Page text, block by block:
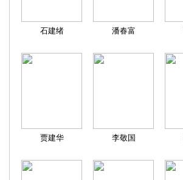
石建绪 潘春富
贾建华 李敬国